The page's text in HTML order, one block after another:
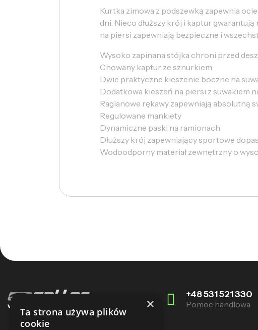
Kurtka zimowa z podszewką zapewnia
dni. Nieco dłuższy krój i kaptur
na piersi zapewniają bezpieczne i
Wysoko zapinana stójka chroni przed
Chowany kaptur ze sznurkiem
Dwie praktyczne kieszenie boczne na
Dodatkowa kieszeń na piersi z suwakiem
Raglanowe rękawy zapewniają absolutną
Regulowane mankiety
Dynamiczne paski na ramionach
Dłuższy krój zapewniający sportowe
Wodoodporny materiał zewnętrzny o
+48 531 521 330
Pomoc handlowa
×
Ta strona używa plików
cookie